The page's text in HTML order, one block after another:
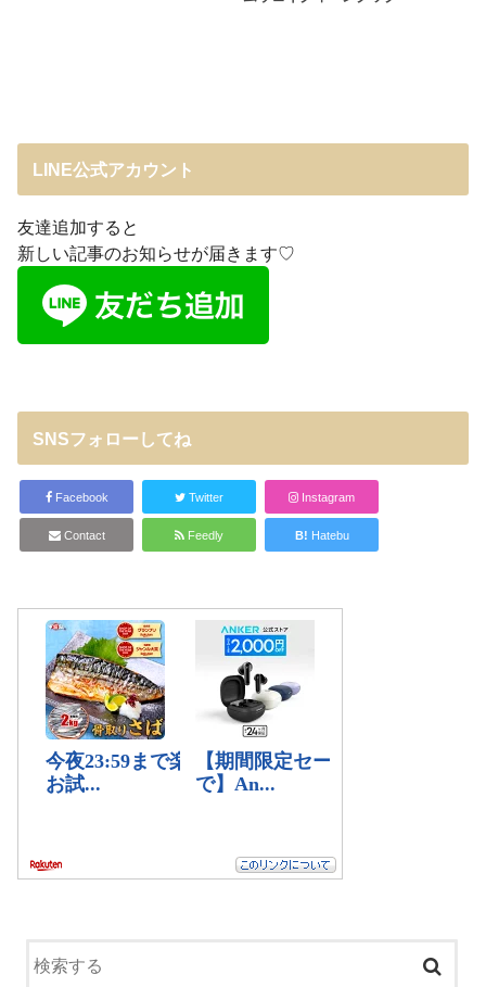
LINE公式アカウント
友達追加すると
新しい記事のお知らせが届きます♡
SNSフォローしてね
Facebook Twitter Instagram
Contact Feedly B! Hatebu